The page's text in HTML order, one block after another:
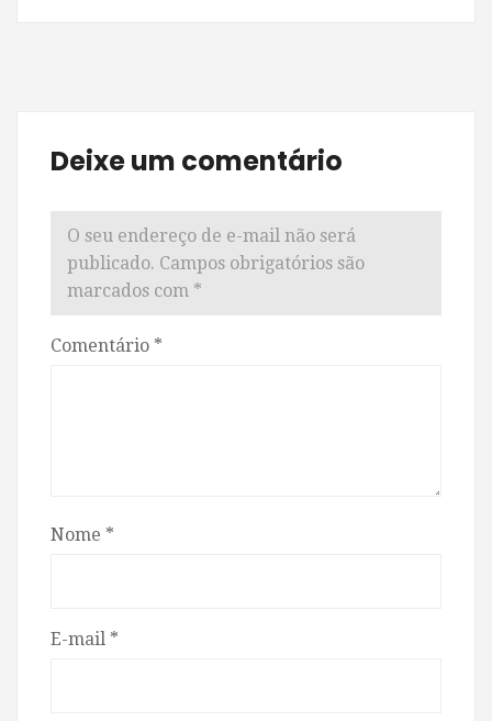
Deixe um comentário
O seu endereço de e-mail não será
publicado. Campos obrigatórios são
marcados com *
Comentário *
Nome *
E-mail *